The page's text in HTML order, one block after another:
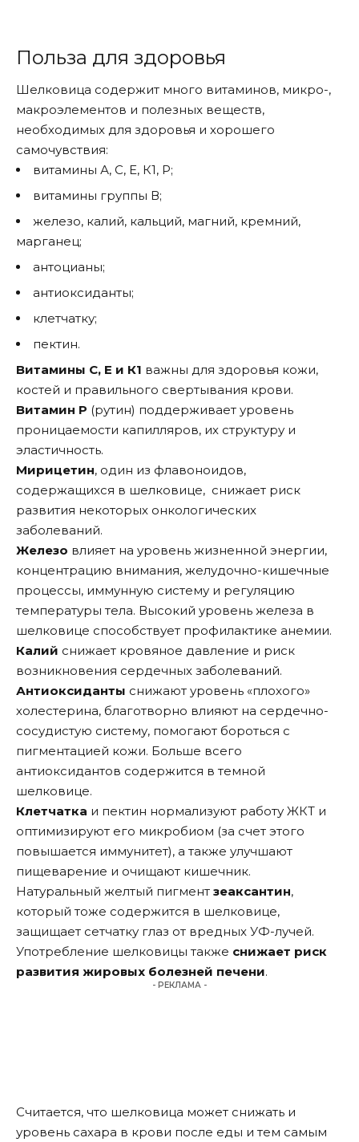
Польза для здоровья
Шелковица содержит много витаминов, микро-,
макроэлементов и полезных веществ,
необходимых для здоровья и хорошего
самочувствия:
витамины А, С, E, К1, Р;
витамины группы В;
железо, калий, кальций, магний, кремний,
марганец;
антоцианы;
антиоксиданты;
клетчатку;
пектин.
Витамины С, Е и К1 важны для здоровья кожи,
костей и правильного свертывания крови.
Витамин Р (рутин) поддерживает уровень
проницаемости капилляров, их структуру и
эластичность.
Мирицетин, один из флавоноидов,
содержащихся в шелковице, снижает риск
развития некоторых онкологических
заболеваний.
Железо влияет на уровень жизненной энергии,
концентрацию внимания, желудочно-кишечные
процессы, иммунную систему и регуляцию
температуры тела. Высокий уровень железа в
шелковице способствует профилактике анемии.
Калий снижает кровяное давление и риск
возникновения сердечных заболеваний.
Антиоксиданты снижают уровень «плохого»
холестерина, благотворно влияют на сердечно-
сосудистую систему, помогают бороться с
пигментацией кожи. Больше всего
антиоксидантов содержится в темной
шелковице.
Клетчатка и пектин нормализуют работу ЖКТ и
оптимизируют его микробиом (за счет этого
повышается иммунитет), а также улучшают
пищеварение и очищают кишечник.
Натуральный желтый пигмент зеаксантин,
который тоже содержится в шелковице,
защищает сетчатку глаз от вредных УФ-лучей.
Употребление шелковицы также снижает риск
развития жировых болезней печени.
- РЕКЛАМА -
Считается, что шелковица может снижать и
уровень сахара в крови после еды и тем самым